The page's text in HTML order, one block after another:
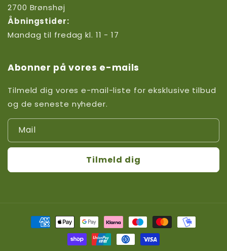
2700 Brønshøj
Åbningstider:
Mandag til fredag kl. 11 - 17
Abonner på vores e-mails
Tilmeld dig vores e-mail-liste for eksklusive tilbud
og de seneste nyheder.
Mail
Tilmeld dig
Betalingsmetoder